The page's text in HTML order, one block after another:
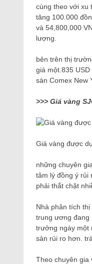
cùng theo với xu
tăng 100.000
và 54,800,000
lượng.
bên trên thị
giá một.835
sàn Comex New
>>> Giá vàng
Giá vàng được
những chuyên
tâm lý đồng ý rủi
phải thắt chặt
Nhà phân tích
trung ương đang
trưởng ngày một
sản rủi ro hơn.
Theo chuyên gia